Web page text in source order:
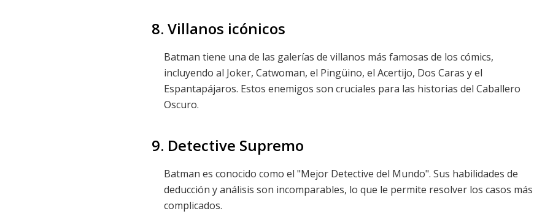
8. Villanos icónicos
Batman tiene una de las galerías de villanos más famosas de los cómics,
incluyendo al Joker, Catwoman, el Pingüino, el Acertijo, Dos Caras y el
Espantapájaros. Estos enemigos son cruciales para las historias del Caballero
Oscuro.
9. Detective Supremo
Batman es conocido como el "Mejor Detective del Mundo". Sus habilidades de
deducción y análisis son incomparables, lo que le permite resolver los casos más
complicados.